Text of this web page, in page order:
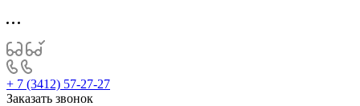
+ 7 (3412) 57-27-27
Заказать звонок